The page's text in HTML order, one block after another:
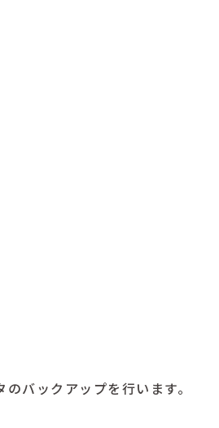
バックアップを行います。